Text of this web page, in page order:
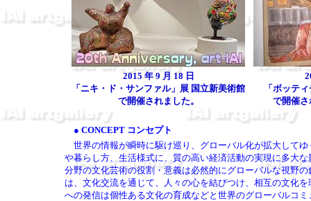
2015 年 9 月 18 日
「ニキ・ド・サンファル」展 国立新美術館
で開催されました。
「ボッテ
で開催
● CONCEPT コンセプト
世界の情報が瞬時に駆け巡り、グローバル化が拡大して
や暮らし方、生活様式に、質の高い経済活動の実現に多大
分野の文化芸術の役割・意義は必然的にグローバルな視野
は、文化交流を通じて、人々の心を結びつけ、相互の文化
への発信は個性ある文化の育成などと世界のグローバルコ